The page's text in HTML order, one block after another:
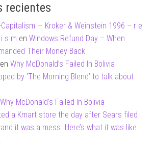
recientes
— Kroker & Weinstein 1996 – r e
s m en Windows Refund Day – When
Their Money Back
en Why McDonald’s Failed In Bolivia
by ‘The Morning Blend’ to talk about
Why McDonald’s Failed In Bolivia
a Kmart store the day after Sears filed
it was a mess. Here’s what it was like